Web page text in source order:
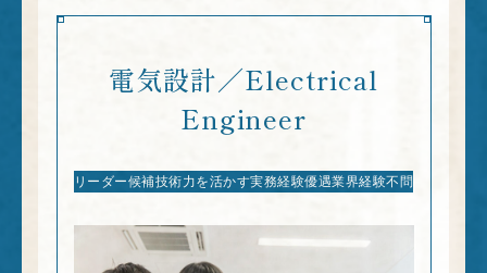
電気設計／Electrical
Engineer
リーダー候補技術力を活かす実務経験優遇業界経験不問